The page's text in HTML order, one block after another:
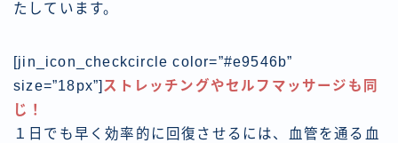
たしています。
[jin_icon_checkcircle color=”#e9546b”
size=”18px”] ストレッチングやセルフマッサージも同
じ！
１日でも早く効率的に回復させるには、血管を通る血